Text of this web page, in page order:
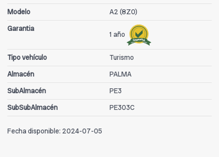
Modelo
A2 (8Z0)
Garantia
1 año
Tipo vehículo
Turismo
Almacén
PALMA
SubAlmacén
PE3
SubSubAlmacén
PE303C
Fecha disponible: 2024-07-05